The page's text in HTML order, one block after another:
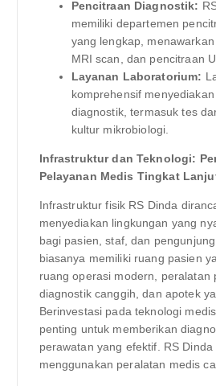
Pencitraan Diagnostik:
memiliki departemen
yang lengkap, menawarkan
MRI scan, dan pencitraan
Layanan Laboratorium:
komprehensif
diagnostik, termasuk tes
kultur mikrobiologi.
Infrastruktur dan Teknologi:
Pelayanan Medis Tingkat
Infrastruktur fisik RS Dinda
menyediakan lingkungan yang
bagi pasien, staf, dan
biasanya memiliki ruang pasien
ruang operasi modern, peralatan
diagnostik canggih, dan apotek
Berinvestasi pada teknologi
penting untuk memberikan
perawatan yang efektif. RS
menggunakan peralatan medis